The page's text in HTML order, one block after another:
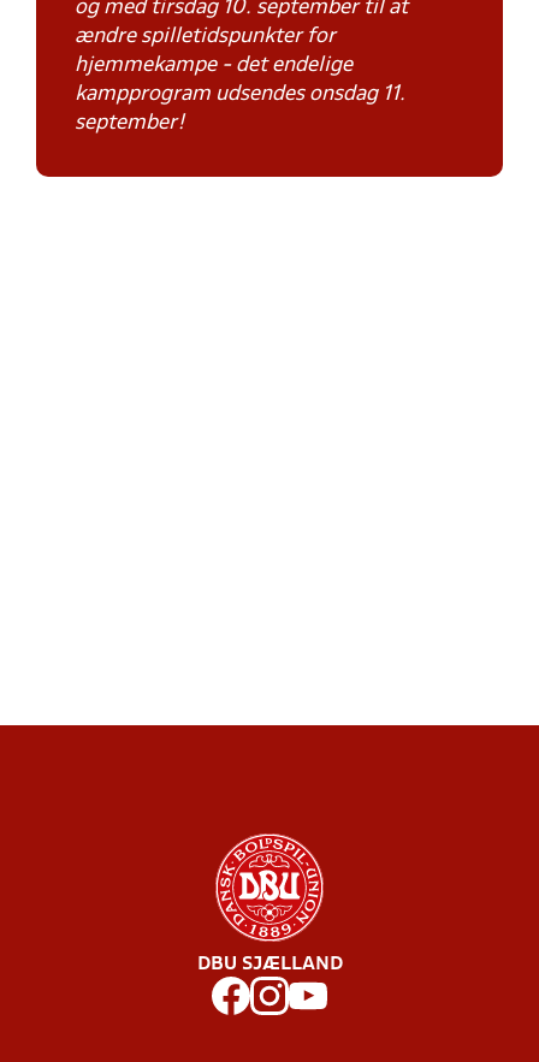
og med tirsdag 10. september til at
ændre spilletidspunkter for
hjemmekampe - det endelige
kampprogram udsendes onsdag 11.
september!
DBU SJÆLLAND